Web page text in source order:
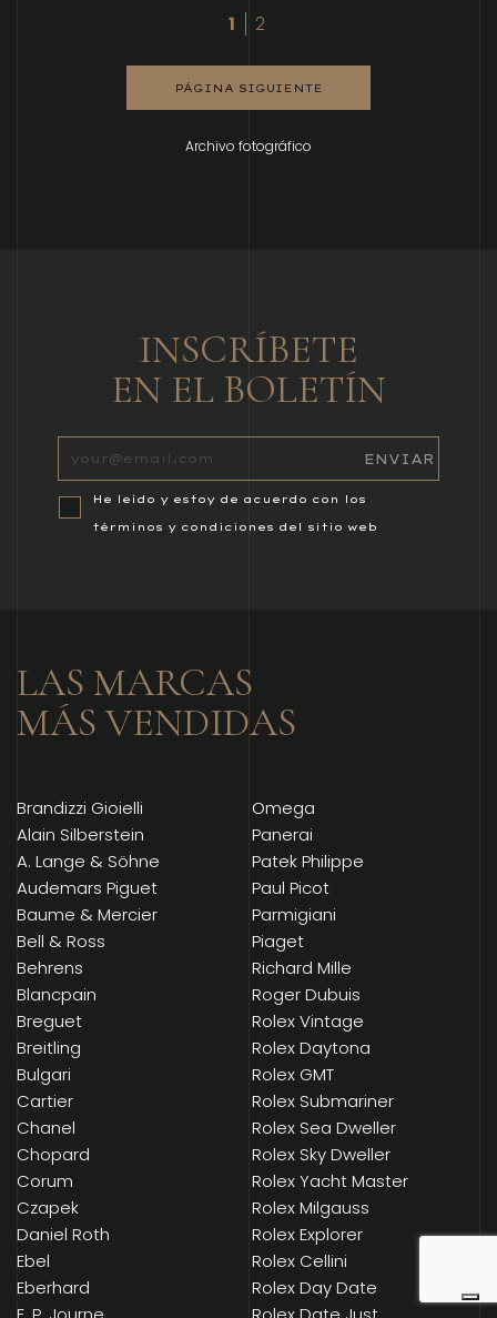
1 2
PÁGINA SIGUIENTE
Archivo fotográfico
INSCRÍBETE
EN EL BOLETÍN
He leído y estoy de acuerdo con los
términos y condiciones del sitio web
LAS MARCAS
MÁS VENDIDAS
Brandizzi Gioielli
Alain Silberstein
A. Lange & Söhne
Audemars Piguet
Baume & Mercier
Bell & Ross
Behrens
Blancpain
Breguet
Breitling
Bulgari
Cartier
Chanel
Chopard
Corum
Czapek
Daniel Roth
Ebel
Eberhard
Omega
Panerai
Patek Philippe
Paul Picot
Parmigiani
Piaget
Richard Mille
Roger Dubuis
Rolex Vintage
Rolex Daytona
Rolex GMT
Rolex Submariner
Rolex Sea Dweller
Rolex Sky Dweller
Rolex Yacht Master
Rolex Milgauss
Rolex Explorer
Rolex Cellini
Rolex Day Date